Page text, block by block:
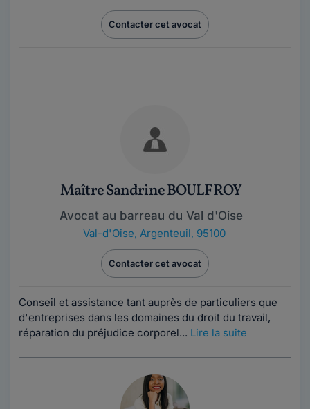
Contacter cet avocat
Maître Sandrine BOULFROY
Avocat au barreau du Val d'Oise
Val-d'Oise, Argenteuil, 95100
Contacter cet avocat
Conseil et assistance tant auprès de particuliers que
d'entreprises dans les domaines du droit du travail,
réparation du préjudice corporel... Lire la suite